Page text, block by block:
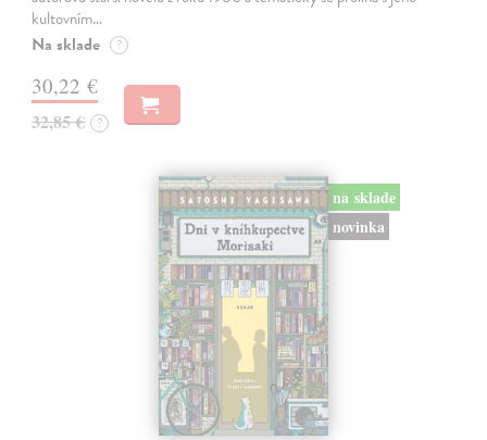
kultovním…
Na sklade ?
30,22 €
32,85 € ?
na sklade
novinka